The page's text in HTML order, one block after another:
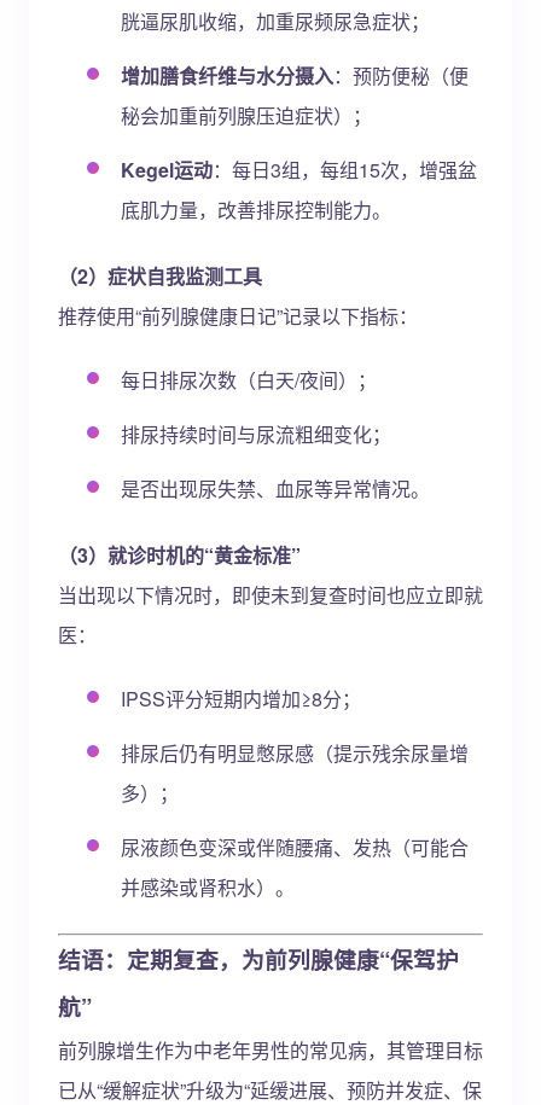
胱逼尿肌收缩，加重尿频尿急症状；
增加膳食纤维与水分摄入：预防便秘（便
秘会加重前列腺压迫症状）；
Kegel运动：每日3组，每组15次，增强盆
底肌力量，改善排尿控制能力。
（2）症状自我监测工具
推荐使用“前列腺健康日记”记录以下指标：
每日排尿次数（白天/夜间）；
排尿持续时间与尿流粗细变化；
是否出现尿失禁、血尿等异常情况。
（3）就诊时机的“黄金标准”
当出现以下情况时，即使未到复查时间也应立即就
医：
IPSS评分短期内增加≥8分；
排尿后仍有明显憋尿感（提示残余尿量增
多）；
尿液颜色变深或伴随腰痛、发热（可能合
并感染或肾积水）。
结语：定期复查，为前列腺健康“保驾护
航”
前列腺增生作为中老年男性的常见病，其管理目标
已从“缓解症状”升级为“延缓进展、预防并发症、保